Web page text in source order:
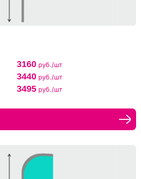
3160 руб./шт
3440 руб./шт
3495 руб./шт